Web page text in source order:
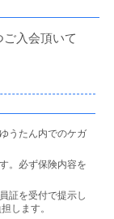
入会頂いて
うたん内でのケガ
。必ず保険内容を
証を受付で提示し
します。